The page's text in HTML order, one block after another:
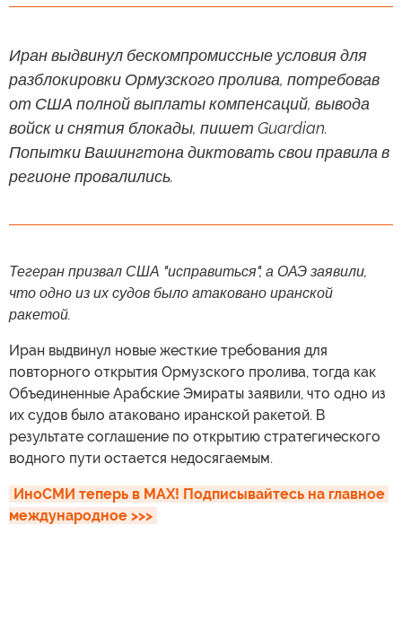
Иран выдвинул бескомпромиссные условия для
разблокировки Ормузского пролива, потребовав
от США полной выплаты компенсаций, вывода
войск и снятия блокады, пишет Guardian.
Попытки Вашингтона диктовать свои правила в
регионе провалились.
Тегеран призвал США "исправиться", а ОАЭ заявили,
что одно из их судов было атаковано иранской
ракетой.
Иран выдвинул новые жесткие требования для
повторного открытия Ормузского пролива, тогда как
Объединенные Арабские Эмираты заявили, что одно из
их судов было атаковано иранской ракетой. В
результате соглашение по открытию стратегического
водного пути остается недосягаемым.
ИноСМИ теперь в MAX! Подписывайтесь на главное
международное >>>